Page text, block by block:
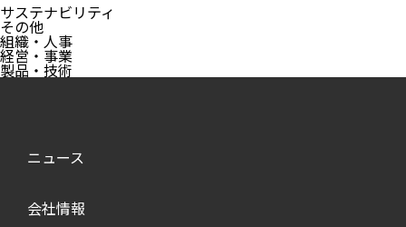
サステナビリティ
その他
組織・人事
経営・事業
製品・技術
ニュース
会社情報